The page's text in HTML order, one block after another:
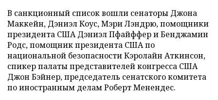
В санкционный список вошли сенаторы Джона
Маккейн, Дэниэл Коус, Мэри Лэндрю, помощники
президента США Дэниэл Пфайффер и Бенджамин
Родс, помощник президента США по
национальной безопасности Кэролайн Аткинсон,
спикер палаты представителей конгресса США
Джон Бэйнер, председатель сенатского комитета
по иностранным делам Роберт Менендес.